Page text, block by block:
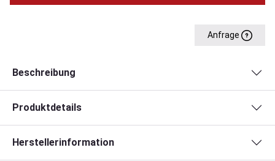
Anfrage
Beschreibung
Produktdetails
Herstellerinformation